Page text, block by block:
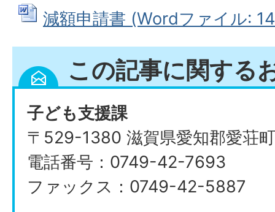
減額申請書 (Wordファイル:
この記事に関する
子ども支援課
〒529-1380 滋賀県愛知郡愛荘
電話番号：0749-42-7693
ファックス：0749-42-5887